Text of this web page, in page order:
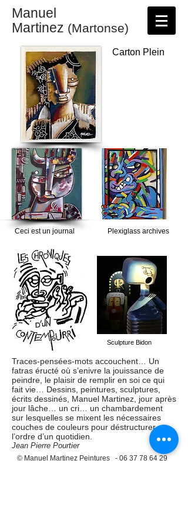
Manuel
Martinez (Martonse)
Carton Plein
Ceci est un journal Plexiglass archives
Sculpture Bidon
Traces-pensées-mots accouchent… Un
fatras éructé où s’enivre la jouissance de
peindre, le plaisir de remplir en soi ce qui
fait vie… Dessins, peintures, sculptures,
écrits dessinés, Manuel Martinez, jour après
jour lâche… un cri… un chambardement
sur lesquelles se mixent les nécessaires
couches de couleurs pour déstructurer
l’ordre d’un quotidien.
Jean Pierre Pourtier
© Manuel Martinez Peintures - 06 37 78 64 29